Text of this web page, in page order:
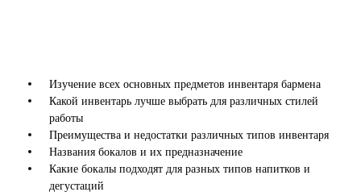
Изучение всех основных предметов инвентаря бармена
Какой инвентарь лучше выбрать для различных стилей
работы
Преимущества и недостатки различных типов инвентаря
Названия бокалов и их предназначение
Какие бокалы подходят для разных типов напитков и
дегустаций